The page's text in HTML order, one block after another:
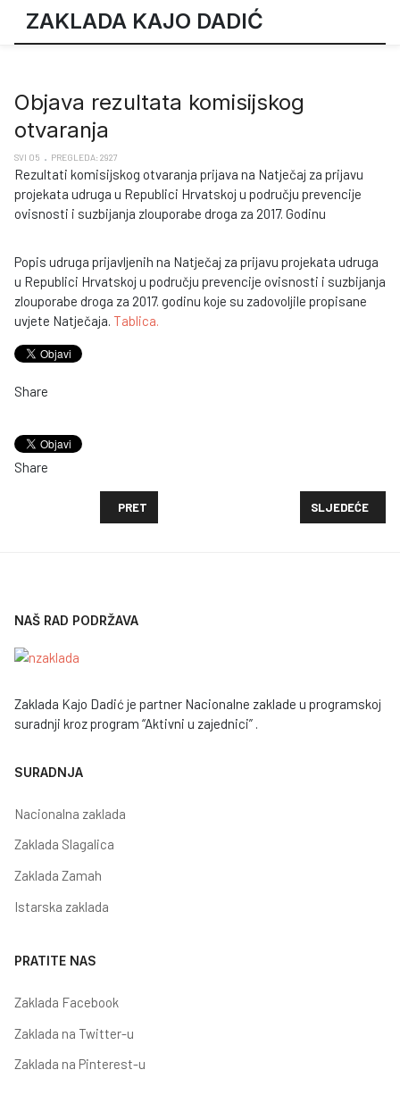
ZAKLADA KAJO DADIĆ
Objava rezultata komisijskog
otvaranja
SVI 05 PREGLEDA: 2927
Rezultati komisijskog otvaranja prijava na Natječaj za prijavu
projekata udruga u Republici Hrvatskoj u području prevencije
ovisnosti i suzbijanja zlouporabe droga za 2017. Godinu
Popis udruga prijavljenih na Natječaj za prijavu projekata udruga
u Republici Hrvatskoj u području prevencije ovisnosti i suzbijanja
zlouporabe droga za 2017. godinu koje su zadovoljile propisane
uvjete Natječaja. Tablica.
Share
Share
PRETHODNI ČLANAK: REZULTATI KOMISIJSKOG
PRET SLJEDEĆI
SLJEDEĆE
NAŠ RAD PODRŽAVA
Zaklada Kajo Dadić je partner Nacionalne zaklade u programskoj
suradnji kroz program “Aktivni u zajednici” .
SURADNJA
Nacionalna zaklada
Zaklada Slagalica
Zaklada Zamah
Istarska zaklada
PRATITE NAS
Zaklada Facebook
Zaklada na Twitter-u
Zaklada na Pinterest-u